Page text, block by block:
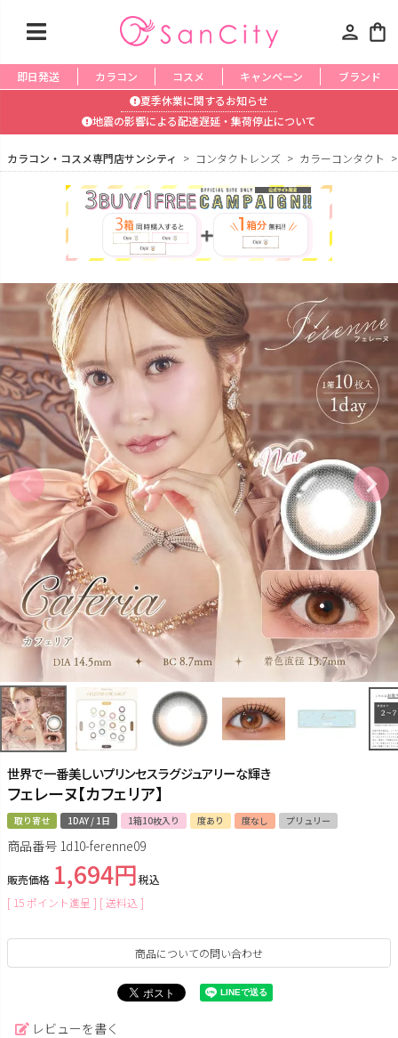
person shopping_bag
即日発送 カラコン コスメ キャンペーン
ブランド
夏季休業に関するお知らせ
地震の影響による配達遅延・集荷停止について
カラコン・コスメ専門店サンシティ コンタクトレンズ カラーコンタクト
世界で一番美しいプリンセスラグジュアリーな輝き
フェレーヌ【カフェリア】
取り寄せ 1DAY / 1日 1箱10枚入り 度あり 度なし プリュリー
商品番号 1d10-ferenne09
販売価格 1,694
税込
[ 15 ポイント進呈 ] 送料込
商品についての問い合わせ
レビューを書く